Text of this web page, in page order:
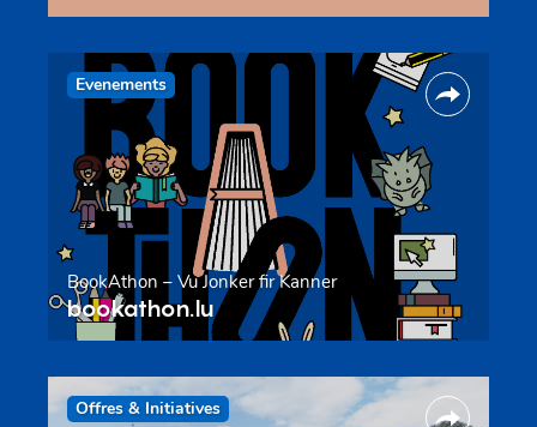
Evenements
BookAthon – Vu Jonker fir Kanner
bookathon.lu
Offres & Initiatives